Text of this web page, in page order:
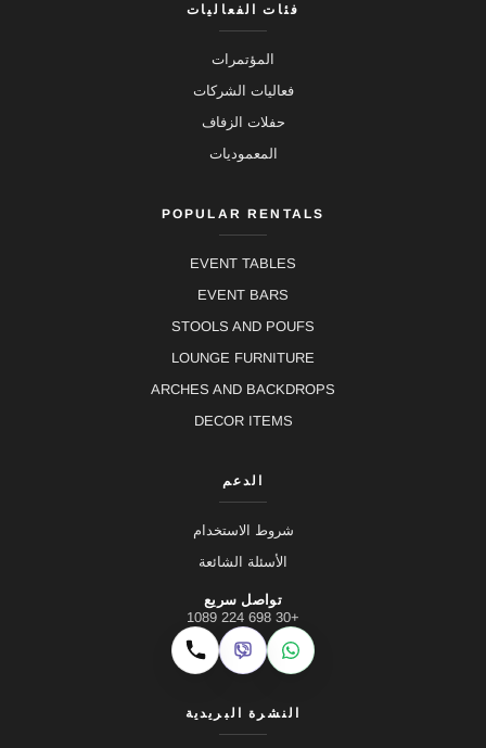
فئات الفعاليات
المؤتمرات
فعاليات الشركات
حفلات الزفاف
المعموديات
POPULAR RENTALS
EVENT TABLES
EVENT BARS
STOOLS AND POUFS
LOUNGE FURNITURE
ARCHES AND BACKDROPS
DECOR ITEMS
الدعم
شروط الاستخدام
الأسئلة الشائعة
تواصل سريع
+30 698 224 1089
WhatsApp
Viber اتصال
النشرة البريدية